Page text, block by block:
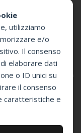
utilizziamo
e/o
Il consenso
elaborare dati
o ID unici su
il consenso
caratteristiche e
-